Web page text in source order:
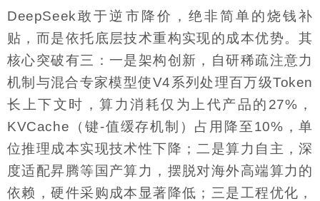
DeepSeek敢于逆市降价，绝非简单的烧钱补
贴，而是依托底层技术重构实现的成本优势。其
核心突破有三：一是架构创新，自研稀疏注意力
机制与混合专家模型使V4系列处理百万级Token
长上下文时，算力消耗仅为上代产品的27%，
KVCache（键-值缓存机制）占用降至10%，单
位推理成本实现技术性下降；二是算力自主，深
度适配昇腾等国产算力，摆脱对海外高端算力的
依赖，硬件采购成本显著降低；三是工程优化，